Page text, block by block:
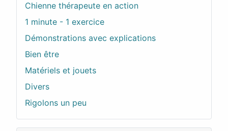
Chienne thérapeute en action
1 minute - 1 exercice
Démonstrations avec explications
Bien être
Matériels et jouets
Divers
Rigolons un peu